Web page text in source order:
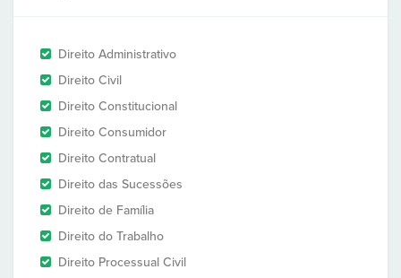
Direito Administrativo
Direito Civil
Direito Constitucional
Direito Consumidor
Direito Contratual
Direito das Sucessões
Direito de Família
Direito do Trabalho
Direito Processual Civil